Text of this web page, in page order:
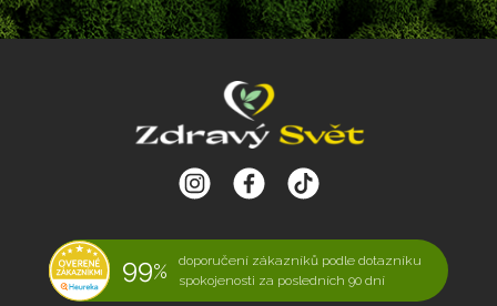
99%
doporučení zákazníků podle dotazníku
spokojenosti za posledních 90 dní